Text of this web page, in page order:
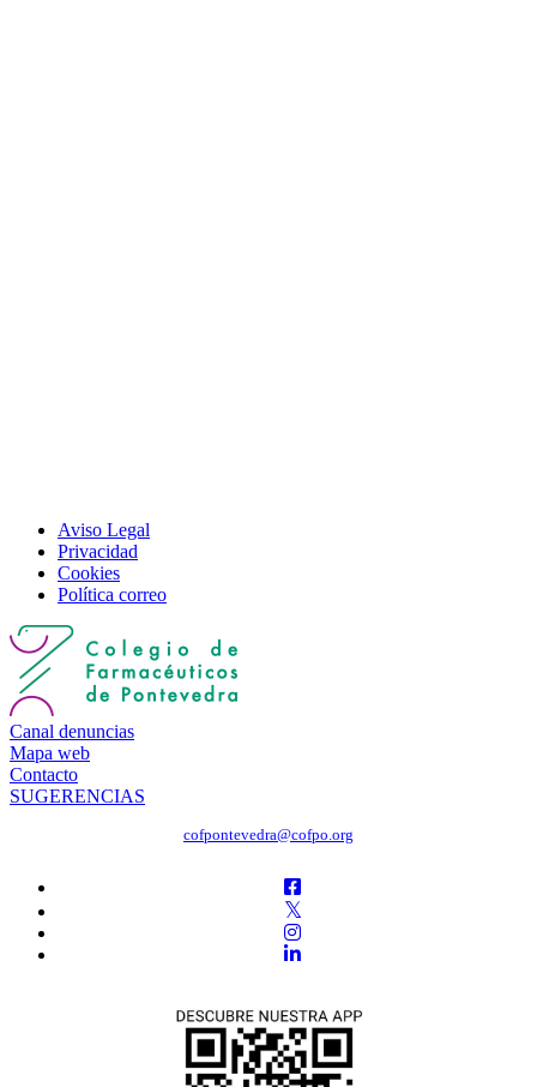
Aviso Legal
Privacidad
Cookies
Política correo
Canal denuncias
Mapa web
Contacto
SUGERENCIAS
cofpontevedra@cofpo.org